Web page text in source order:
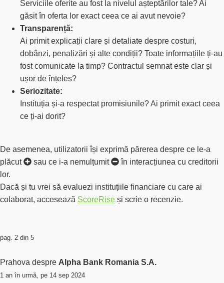
Serviciile oferite au fost la nivelul așteptărilor tale? Ai
găsit în oferta lor exact ceea ce ai avut nevoie?
Transparență:
Ai primit explicații clare și detaliate despre costuri,
dobânzi, penalizări și alte condiții? Toate informațiile ți-au
fost comunicate la timp? Contractul semnat este clar și
ușor de înțeles?
Seriozitate:
Instituția și-a respectat promisiunile? Ai primit exact ceea
ce ți-ai dorit?
De asemenea, utilizatorii își exprimă părerea despre ce le-a
plăcut
sau ce i-a nemulțumit
în interacțiunea cu creditorii
lor.
Dacă și tu vrei să evaluezi instituțiile financiare cu care ai
colaborat, accesează ScoreRise și scrie o recenzie.
pag. 2 din 5
Prahova despre Alpha Bank Romania S.A.
1 an în urmă, pe 14 sep 2024